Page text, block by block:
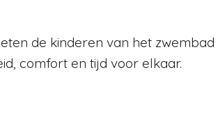
de kinderen van het
comfort en tijd voor elkaar.